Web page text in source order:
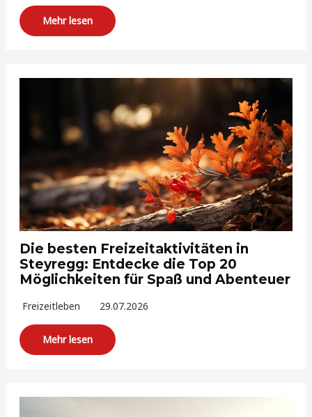
Mehr lesen
Die besten Freizeitaktivitäten in
Steyregg: Entdecke die Top 20
Möglichkeiten für Spaß und Abenteuer
Freizeitleben 29.07.2026
Mehr lesen